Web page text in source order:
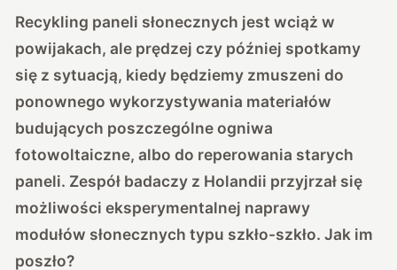
Recykling paneli słonecznych jest wciąż w
powijakach, ale prędzej czy później spotkamy
się z sytuacją, kiedy będziemy zmuszeni do
ponownego wykorzystywania materiałów
budujących poszczególne ogniwa
fotowoltaiczne, albo do reperowania starych
paneli. Zespół badaczy z Holandii przyjrzał się
możliwości eksperymentalnej naprawy
modułów słonecznych typu szkło-szkło. Jak im
poszło?